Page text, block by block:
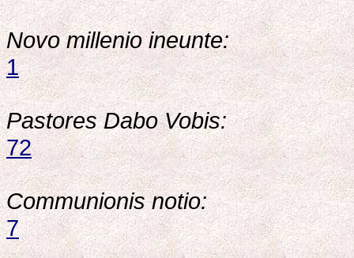
Novo millenio ineunte:
1
Pastores Dabo Vobis:
72
Communionis notio:
7